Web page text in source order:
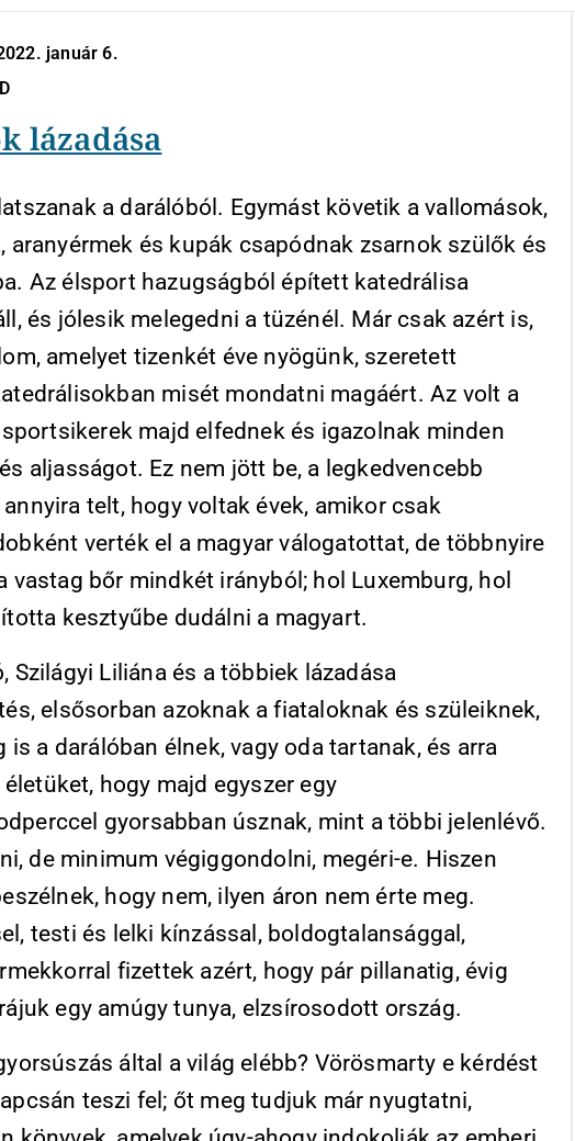
január 6.
lázadása
a darálóból. Egymást követik a vallomások,
aranyérmek és kupák csapódnak zsarnok szülők és
Az élsport hazugságból épített katedrálisa
és jólesik melegedni a tüzénél. Már csak azért is,
amelyet tizenkét éve nyögünk, szeretett
misét mondatni magáért. Az volt a
majd elfednek és igazolnak minden
aljasságot. Ez nem jött be, a legkedvencebb
telt, hogy voltak évek, amikor csak
verték el a magyar válogatottat, de többnyire
vastag bőr mindkét irányból; hol Luxemburg, hol
kesztyűbe dudálni a magyart.
Szilágyi Liliána és a többiek lázadása
elsősorban azoknak a fiataloknak és szüleiknek,
is a darálóban élnek, vagy oda tartanak, és arra
hogy majd egyszer egy
gyorsabban úsznak, mint a többi jelenlévő.
de minimum végiggondolni, megéri-e. Hiszen
hogy nem, ilyen áron nem érte meg.
testi és lelki kínzással, boldogtalansággal,
fizettek azért, hogy pár pillanatig, évig
egy amúgy tunya, elzsírosodott ország.
által a világ elébb? Vörösmarty e kérdést
teszi fel; őt meg tudjuk már nyugtatni,